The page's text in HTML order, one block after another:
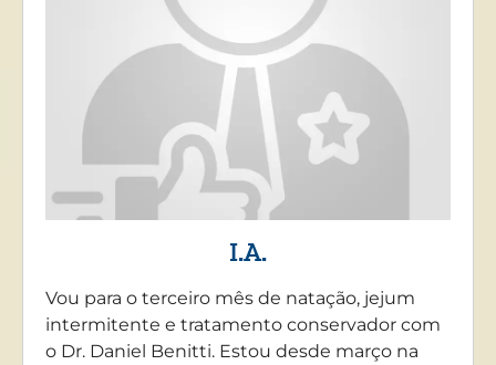
I.A.
Vou para o terceiro mês de natação, jejum
intermitente e tratamento conservador com
o Dr. Daniel Benitti. Estou desde março na